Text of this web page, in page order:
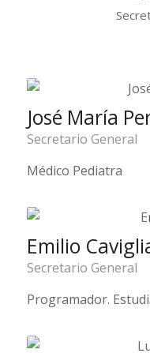
José María
Secretario General
Médico Pediatra
Emilio
Secretario General
Programador.